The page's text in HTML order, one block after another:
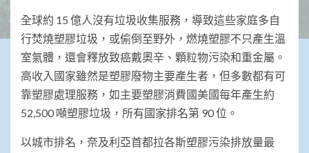
全球約 15 億人沒有垃圾收集服務，導致這些家庭多自
行焚燒塑膠垃圾，或偷倒至野外，燃燒塑膠不只產生溫
室氣體，還會釋放致癌戴奧辛、顆粒物污染和重金屬。
高收入國家雖然是塑膠廢物主要產生者，但多數都有可
靠塑膠處理服務，如主要塑膠消費國美國每年產生約
52,500 噸塑膠垃圾，所有國家排名第 90 位。
以城市排名，奈及利亞首都拉各斯塑膠污染排放量最